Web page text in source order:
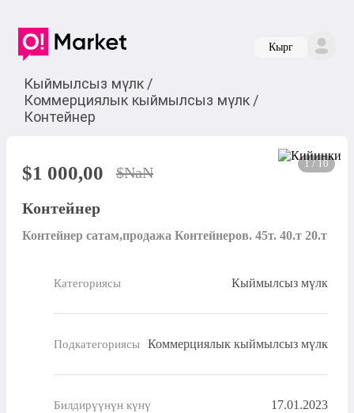
Кырг
Кыймылсыз мүлк /
Коммерциялык кыймылсыз мүлк /
Контейнер
1 / 10
$1 000,00 $NaN
Контейнер
Контейнер сатам,продажа Контейнеров. 45т. 40.т 20.т
Категориясы Кыймылсыз мүлк
Подкатегориясы Коммерциялык кыймылсыз мүлк
Билдирүүнүн күнү 17.01.2023